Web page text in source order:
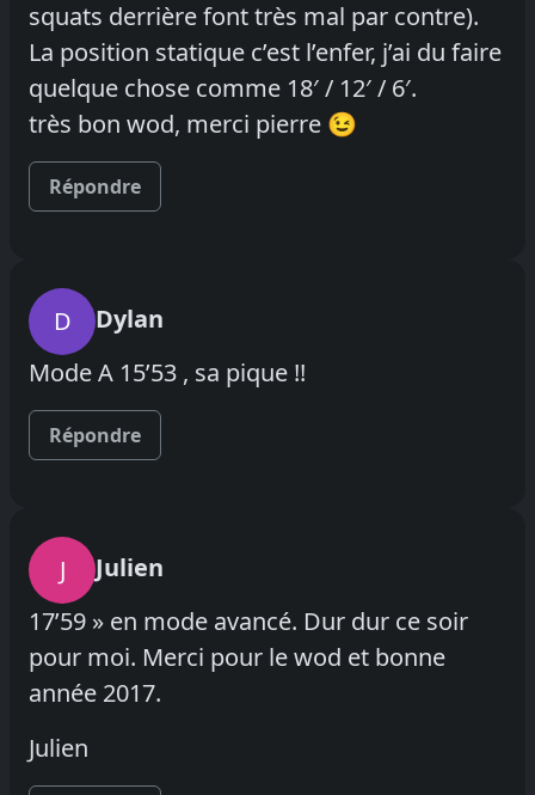
squats derrière font très mal par contre).
La position statique c’est l’enfer, j’ai du faire
quelque chose comme 18′ / 12′ / 6′.
très bon wod, merci pierre 😉
Répondre
D
Dylan
Mode A 15’53 , sa pique !!
Répondre
J
Julien
17’59 » en mode avancé. Dur dur ce soir
pour moi. Merci pour le wod et bonne
année 2017.
Julien